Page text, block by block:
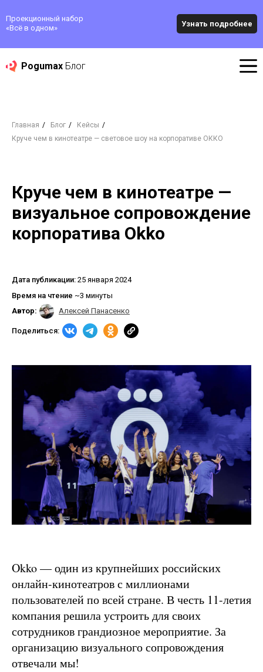
Проекционный набор
«‎Всё в одном»
Узнать подробнее
Pogumax Блог
Главная / Блог / Кейсы /
Круче чем в кинотеатре — cветовое шоу на корпоративе ОККО
Круче чем в кинотеатре —
визуальное сопровождение
корпоратива Okko
Поделиться:
Время на чтение ~3 минуты
Дата публикации: 25 января 2024
Автор: Алексей Панасенко
Okko — один из крупнейших российских
онлайн-кинотеатров с миллионами
пользователей по всей стране. В честь 11-летия
компания решила устроить для своих
сотрудников грандиозное мероприятие. За
организацию визуального сопровождения
отвечали мы!